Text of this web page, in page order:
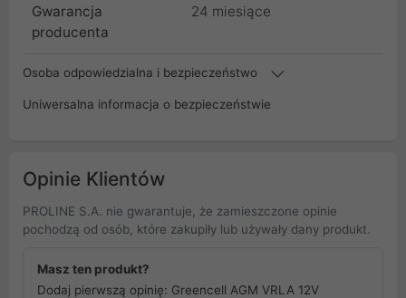
Gwarancja
producenta
24 miesiące
Osoba odpowiedzialna i bezpieczeństwo
Uniwersalna informacja o bezpieczeństwie
Opinie Klientów
PROLINE S.A. nie gwarantuje, że zamieszczone opinie
pochodzą od osób, które zakupiły lub używały dany produkt.
Masz ten produkt?
Dodaj pierwszą opinię: Greencell AGM VRLA 12V